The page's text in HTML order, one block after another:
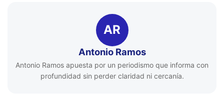
AR
Antonio Ramos
Antonio Ramos apuesta por un periodismo que informa con
profundidad sin perder claridad ni cercanía.